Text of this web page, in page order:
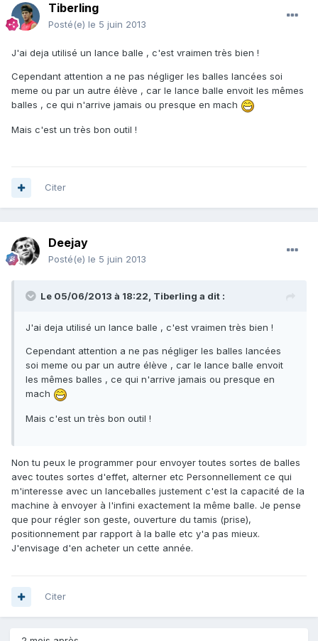
Tiberling
Posté(e) le 5 juin 2013
J'ai deja utilisé un lance balle , c'est vraimen très bien !
Cependant attention a ne pas négliger les balles lancées soi
meme ou par un autre élève , car le lance balle envoit les mêmes
balles , ce qui n'arrive jamais ou presque en mach
Mais c'est un très bon outil !
Citer
Deejay
Posté(e) le 5 juin 2013
Le 05/06/2013 à 18:22, Tiberling a dit :
J'ai deja utilisé un lance balle , c'est vraimen très bien !
Cependant attention a ne pas négliger les balles lancées
soi meme ou par un autre élève , car le lance balle envoit
les mêmes balles , ce qui n'arrive jamais ou presque en
mach
Mais c'est un très bon outil !
Non tu peux le programmer pour envoyer toutes sortes de balles
avec toutes sortes d'effet, alterner etc Personnellement ce qui
m'interesse avec un lanceballes justement c'est la capacité de la
machine à envoyer à l'infini exactement la même balle. Je pense
que pour régler son geste, ouverture du tamis (prise),
positionnement par rapport à la balle etc y'a pas mieux.
J'envisage d'en acheter un cette année.
Citer